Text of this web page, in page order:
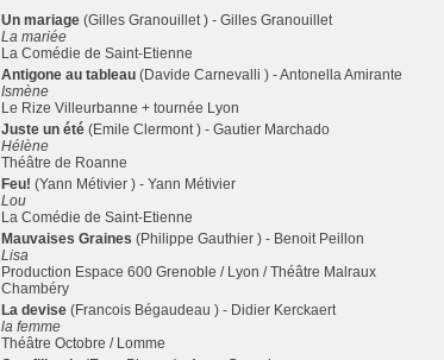
Un mariage (Gilles Granouillet ) - Gilles Granouillet
La mariée
La Comédie de Saint-Etienne
Antigone au tableau (Davide Carnevalli ) - Antonella Amirante
Ismène
Le Rize Villeurbanne + tournée Lyon
Juste un été (Emile Clermont ) - Gautier Marchado
Hélène
Théâtre de Roanne
Feu! (Yann Métivier ) - Yann Métivier
Lou
La Comédie de Saint-Etienne
Mauvaises Graines (Philippe Gauthier ) - Benoit Peillon
Lisa
Production Espace 600 Grenoble / Lyon / Théâtre Malraux
Chambéry
La devise (Francois Bégaudeau ) - Didier Kerckaert
la femme
Théâtre Octobre / Lomme